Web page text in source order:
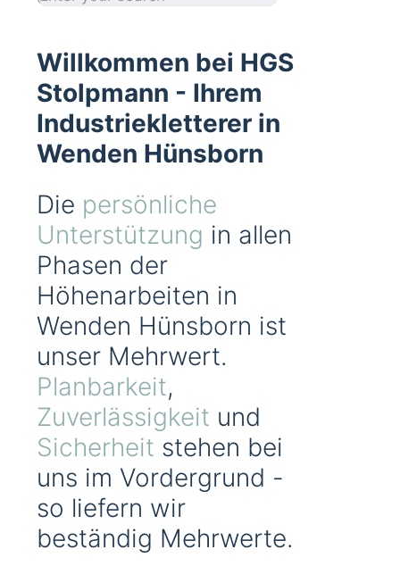
Willkommen bei HGS
Stolpmann - Ihrem
Industriekletterer in
Wenden Hünsborn
Die persönliche
Unterstützung in allen
Phasen der
Höhenarbeiten in
Wenden Hünsborn ist
unser Mehrwert.
Planbarkeit,
Zuverlässigkeit und
Sicherheit stehen bei
uns im Vordergrund -
so liefern wir
beständig Mehrwerte.